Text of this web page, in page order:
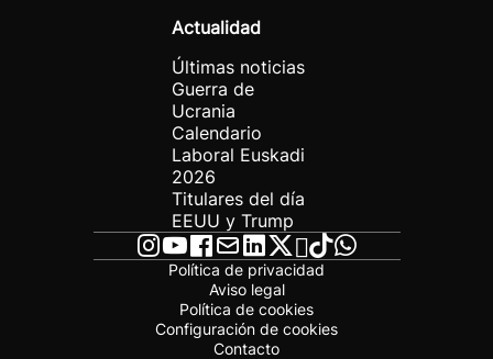
Actualidad
Últimas noticias
Guerra de
Ucrania
Calendario
Laboral Euskadi
2026
Titulares del día
EEUU y Trump
Política de privacidad
Aviso legal
Política de cookies
Configuración de cookies
Contacto